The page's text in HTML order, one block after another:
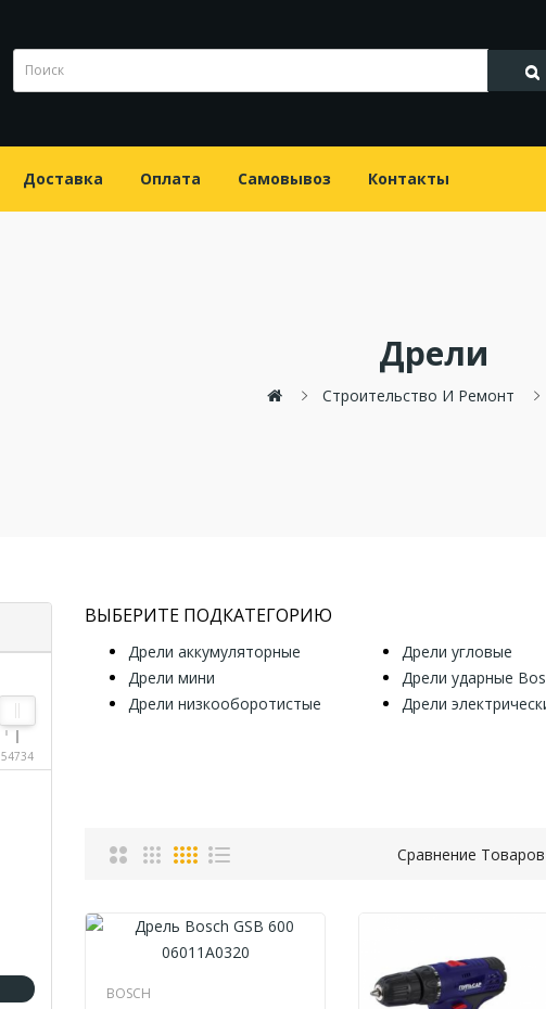
Доставка Оплата Самовывоз Контакты
Дрели
Строительство И Ремонт
54734
ВЫБЕРИТЕ ПОДКАТЕГОРИЮ
Дрели аккумуляторные
Дрели мини
Дрели низкооборотистые
Дрели угловые
Дрели ударные
Дрели
Сравнение
BOSCH